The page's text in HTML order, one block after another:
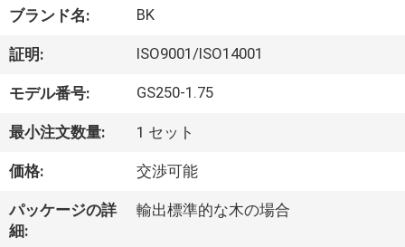
ク
ト
ビ
オ
ブランド名: BK
証明: ISO9001/ISO14001
モデル番号: GS250-1.75
最小注文数量: 1 セット
価格: 交渉可能
パッケージの詳
細:
輸出標準的な木の場合